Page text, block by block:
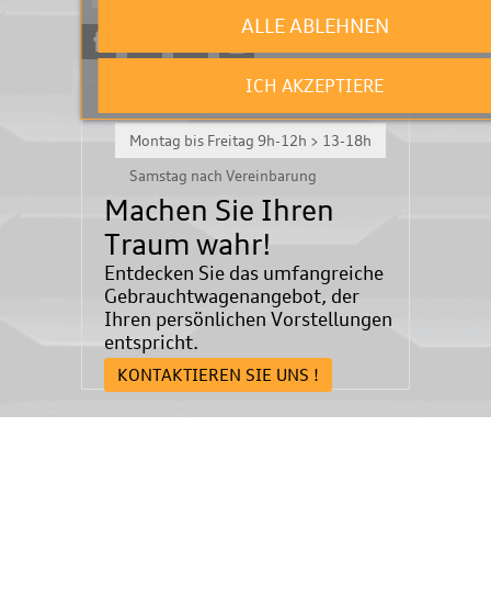
Montag bis Freitag 9h-12h > 13-18h
Samstag nach Vereinbarung
Machen Sie Ihren
Traum wahr!
Entdecken Sie das umfangreiche
Gebrauchtwagenangebot, der
Ihren persönlichen Vorstellungen
entspricht.
KONTAKTIEREN SIE UNS !
ALLE ABLEHNEN
ICH AKZEPTIERE